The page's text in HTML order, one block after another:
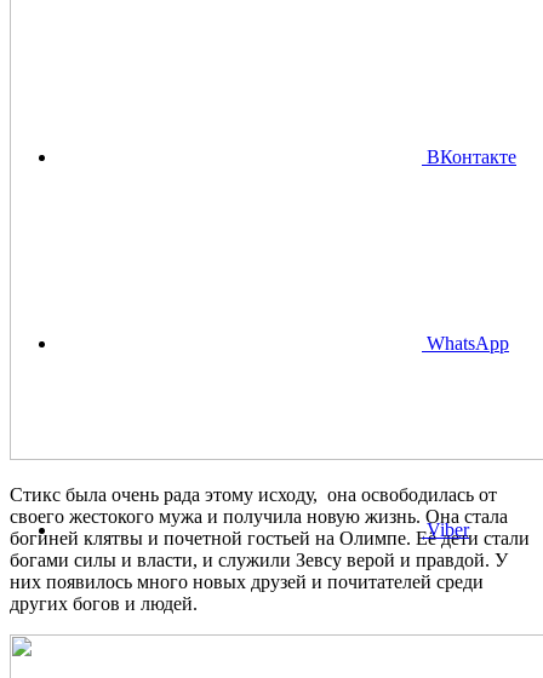
Стикс была очень рада этому исходу, она освободилась от
своего жестокого мужа и получила новую жизнь. Она стала
богиней клятвы и почетной гостьей на Олимпе. Её дети стали
богами силы и власти, и служили Зевсу верой и правдой. У
них появилось много новых друзей и почитателей среди
других богов и людей.
ВКонтакте
WhatsApp
Viber